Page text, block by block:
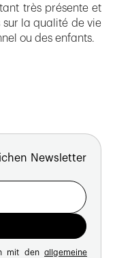
très présente et
la qualité de vie
ou des enfants.
Newsletter
mit den allgemeine